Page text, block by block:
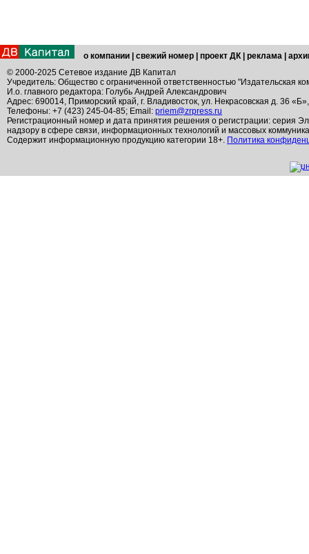
о компании свежий номер проект ДК реклама
© 2000-2025 Сетевое издание ДВ Капитал
Учредитель: Общество с ограниченной ответственностью "Издательская
И.о. главного редактора: Голубь Андрей Александрович
Адрес: 690014, Приморский край, г. Владивосток, ул. Некрасовская д. 36
Телефоны: +7 (423) 245-04-85; Email: priem@zrpress.ru
Регистрационный номер и дата принятия решения о регистрации: серия
надзору в сфере связи, информационных технологий и массовых
Содержит информационную продукцию категории 18+. Политика